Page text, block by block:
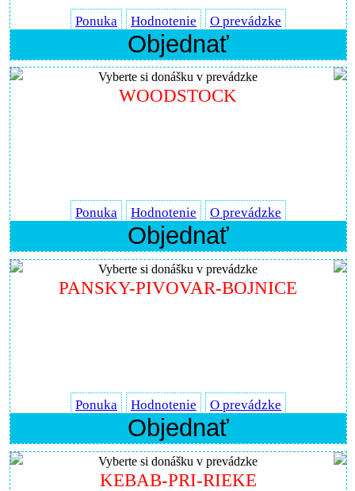
Ponuka Hodnotenie O prevádzke
Objednať
Vyberte si donášku v prevádzke
WOODSTOCK
Ponuka Hodnotenie O prevádzke
Objednať
Vyberte si donášku v prevádzke
PANSKY-PIVOVAR-BOJNICE
Ponuka Hodnotenie O prevádzke
Objednať
Vyberte si donášku v prevádzke
KEBAB-PRI-RIEKE